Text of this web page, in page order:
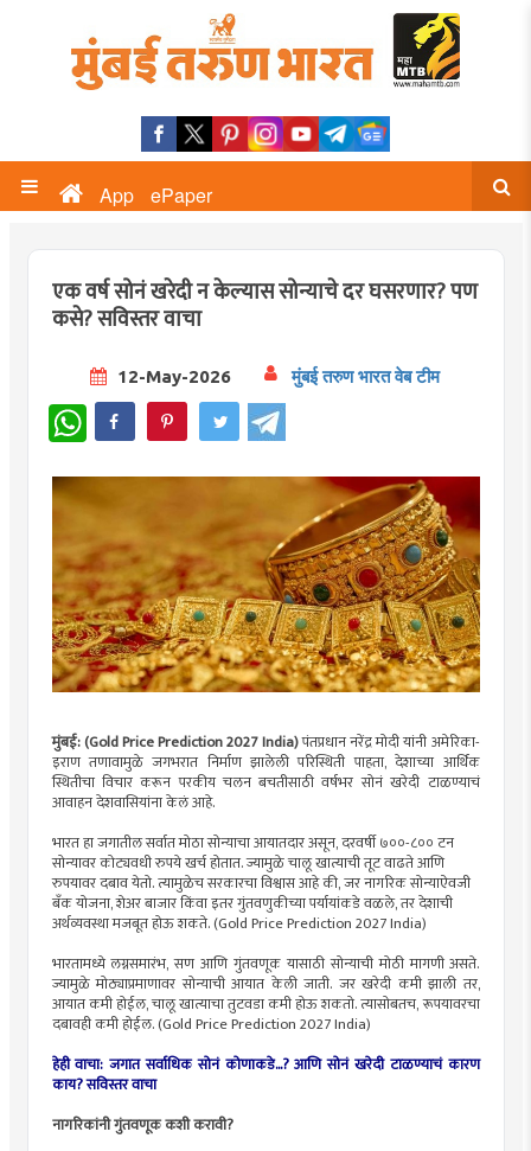
App ePaper
एक वर्ष सोनं खरेदी न केल्यास सोन्याचे दर घसरणार? पण
कसे? सविस्तर वाचा
12-May-2026 मुंबई तरुण भारत वेब टीम
WhatsApp
मुंबई: (Gold Price Prediction 2027 India)पंतप्रधान नरेंद्र मोदी यांनी अमेरिका-
इराण तणावामुळे जगभरात निर्माण झालेली परिस्थिती पाहता, देशाच्या आर्थिक
स्थितीचा विचार करून परकीय चलन बचतीसाठी वर्षभर सोनं खरेदी टाळण्याचं
आवाहन देशवासियांना केलं आहे.
भारत हा जगातील सर्वात मोठा सोन्याचा आयातदार असून, दरवर्षी ७००-८०० टन
सोन्यावर कोट्यवधी रुपये खर्च होतात. ज्यामुळे चालू खात्याची तूट वाढते आणि
रुपयावर दबाव येतो. त्यामुळेच सरकारचा विश्वास आहे की, जर नागरिक सोन्याऐवजी
बँक योजना, शेअर बाजार किंवा इतर गुंतवणुकीच्या पर्यायांकडे वळले, तर देशाची
अर्थव्यवस्था मजबूत होऊ शकते. (Gold Price Prediction 2027 India)
भारतामध्ये लग्नसमारंभ, सण आणि गुंतवणूक यासाठी सोन्याची मोठी मागणी असते.
ज्यामुळे मोठ्याप्रमाणावर सोन्याची आयात केली जाती. जर खरेदी कमी झाली तर,
आयात कमी होईल, चालू खात्याचा तुटवडा कमी होऊ शकतो. त्यासोबतच, रूपयावरचा
दबावही कमी होईल. (Gold Price Prediction 2027 India)
हेही वाचा: जगात सर्वाधिक सोनं कोणाकडे...? आणि सोनं खरेदी टाळण्याचं कारण
काय? सविस्तर वाचा
नागरिकांनी गुंतवणूक कशी करावी?